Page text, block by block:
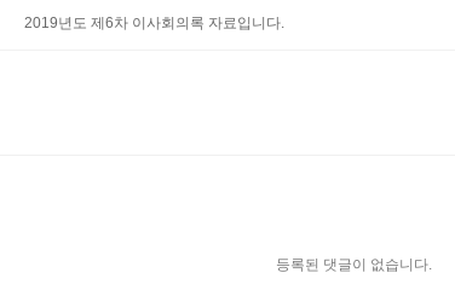
2019년도 제6차 이사회의록 자료입니다.
등록된 댓글이 없습니다.